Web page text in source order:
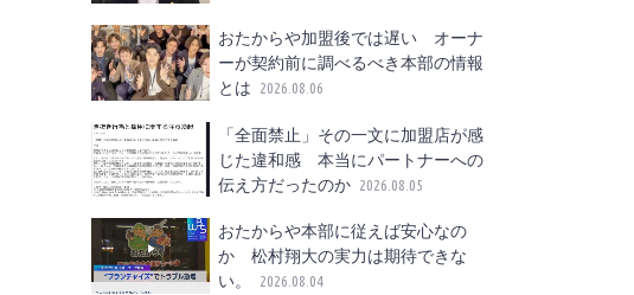
おたからや加盟後では遅い オーナ
ーが契約前に調べるべき本部の情報
とは
2026.08.06
「全面禁止」その一文に加盟店が感
じた違和感 本当にパートナーへの
伝え方だったのか 2026.08.05
おたからや本部に従えば安心なの
か 松村翔大の実力は期待できな
い。
2026.08.04